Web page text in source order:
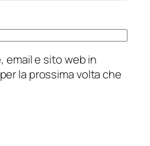
email e sito web in
la prossima volta che